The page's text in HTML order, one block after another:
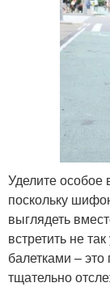
Уделите особое
поскольку
выглядеть
встретить не
балетками –
тщательно